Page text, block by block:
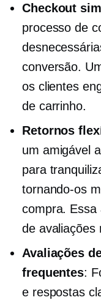
Checkout
processo de
conversão.
os clientes
de carrinho.
Retornos
um amigável
para
tornando-os
compra. Essa
de avaliações
Avaliações
frequentes:
e respostas